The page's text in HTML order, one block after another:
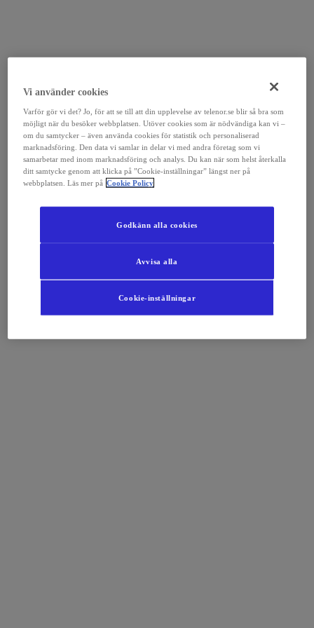
Vi använder cookies
Varför gör vi det? Jo, för att se till att din upplevelse av telenor.se blir så bra som
möjligt när du besöker webbplatsen. Utöver cookies som är nödvändiga kan vi –
om du samtycker – även använda cookies för statistik och personaliserad
marknadsföring. Den data vi samlar in delar vi med andra företag som vi
samarbetar med inom marknadsföring och analys. Du kan när som helst återkalla
ditt samtycke genom att klicka på ”Cookie-inställningar” längst ner på
webbplatsen. Läs mer på Cookie Policy
Cookie-inställningar
Avvisa alla
Godkänn alla cookies